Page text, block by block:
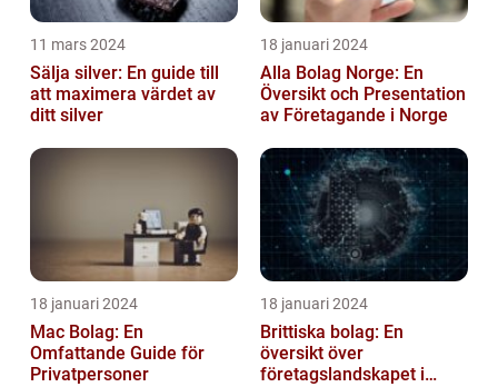
11 mars 2024
Sälja silver: En guide till
att maximera värdet av
ditt silver
18 januari 2024
Alla Bolag Norge: En
Översikt och Presentation
av Företagande i Norge
18 januari 2024
Mac Bolag: En
Omfattande Guide för
Privatpersoner
18 januari 2024
Brittiska bolag: En
översikt över
företagslandskapet i